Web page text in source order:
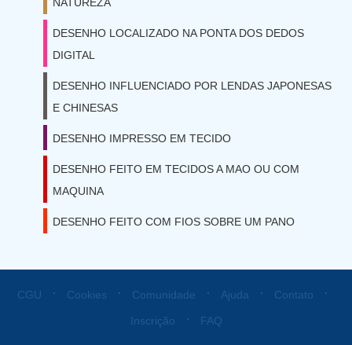
DESENHO LOCALIZADO NA PONTA DOS DEDOS
DIGITAL
DESENHO INFLUENCIADO POR LENDAS JAPONESAS
E CHINESAS
DESENHO IMPRESSO EM TECIDO
DESENHO FEITO EM TECIDOS A MAO OU COM
MAQUINA
DESENHO FEITO COM FIOS SOBRE UM PANO
CGU ⋅ Cookies ⋅ Comunidade ⋅ Ajuda ⋅ Contato ⋅
Inscrição ⋅ FAQ